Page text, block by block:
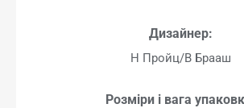
Дизайнер:
H Пройц/В Брааш
Розміри і вага